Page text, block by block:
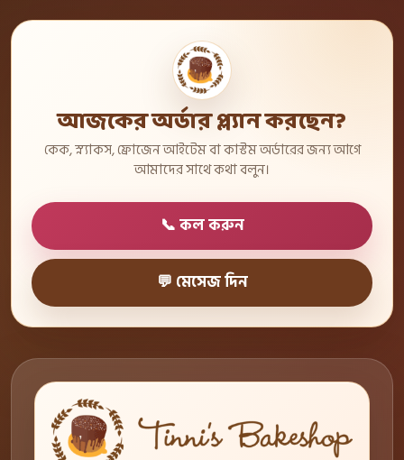
আজকের অর্ডার প্ল্যান করছেন?
কেক, স্ন্যাকস, ফ্রোজেন আইটেম বা কাস্টম অর্ডারের জন্য আগে
আমাদের সাথে কথা বলুন।
📞 কল করুন
💬 মেসেজ দিন